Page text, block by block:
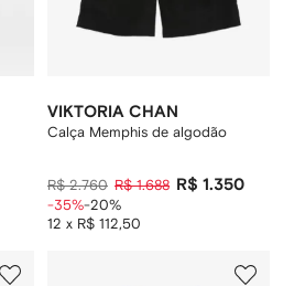
VIKTORIA CHAN
Calça Memphis de algodão
R$ 2.760 R$ 1.688 R$ 1.350
12 x R$ 112,50
-35%-20%